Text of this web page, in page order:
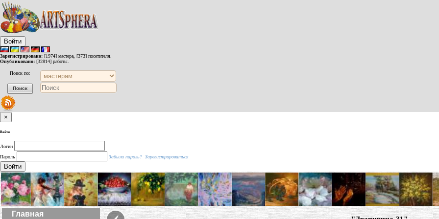
Войти
Зарегистрировано: [1974] мастера, [373] посетителя.
Опубликовано: [32814] работы.
Поиск по:
×
Войти
Логин
Пароль
Забыли пароль? Зарегистрироваться
Войти
Главная